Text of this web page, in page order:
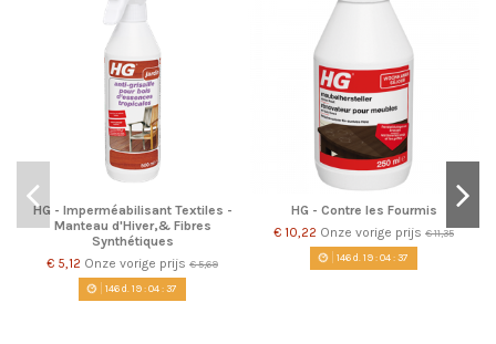
HG - Imperméabilisant Textiles -
Manteau d'Hiver,& Fibres
Synthétiques
€ 5,12 Onze vorige prijs € 5,69
146d. 19:04:37
HG - Contre les Fourmis
€ 10,22 Onze vorige prijs € 11,35
146d. 19:04:37